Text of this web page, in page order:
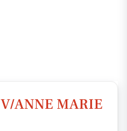
ANNE MARIE